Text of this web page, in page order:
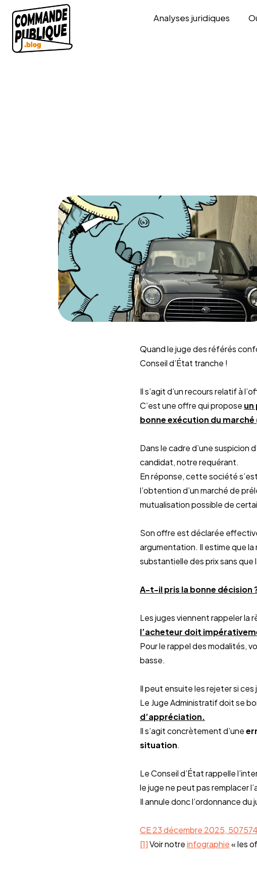
Analyses juridiques
Quand le juge des référés
Conseil d’État tranche !
Il s’agit d’un recours relatif à
C’est une offre qui propose un
bonne exécution du marché
Dans le cadre d’une suspicion
candidat, notre requérant.
En réponse, cette société
l’obtention d’un marché de
mutualisation possible de
Son offre est déclarée
argumentation. Il estime que
substantielle des prix sans
A-t-il pris la bonne décision
Les juges viennent rappeler la
l’acheteur doit
Pour le rappel des modalités,
basse.
Il peut ensuite les rejeter si
Le Juge Administratif doit se
d’appréciation.
Il s’agit concrètement d’une
situation.
Le Conseil d’État rappelle
le juge ne peut pas remplacer
Il annule donc l’ordonnance du
CE 23 décembre 2025, 507574
[1]Voir notreinfographie« les